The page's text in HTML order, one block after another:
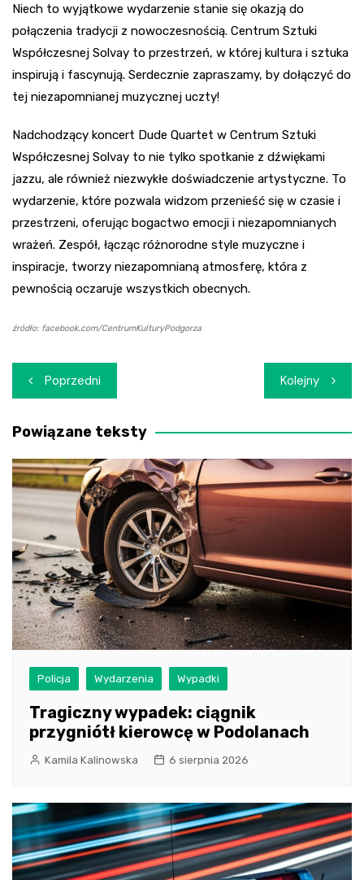
Niech to wyjątkowe wydarzenie stanie się okazją do
połączenia tradycji z nowoczesnością. Centrum Sztuki
Współczesnej Solvay to przestrzeń, w której kultura i sztuka
inspirują i fascynują. Serdecznie zapraszamy, by dołączyć do
tej niezapomnianej muzycznej uczty!
Nadchodzący koncert Dude Quartet w Centrum Sztuki
Współczesnej Solvay to nie tylko spotkanie z dźwiękami
jazzu, ale również niezwykłe doświadczenie artystyczne. To
wydarzenie, które pozwala widzom przenieść się w czasie i
przestrzeni, oferując bogactwo emocji i niezapomnianych
wrażeń. Zespół, łącząc różnorodne style muzyczne i
inspiracje, tworzy niezapomnianą atmosferę, która z
pewnością oczaruje wszystkich obecnych.
źródło: facebook.com/CentrumKulturyPodgorza
Nawigacja
wpisu
Poprzedni Kolejny
Powiązane teksty
Policja Wydarzenia Wypadki
Tragiczny wypadek: ciągnik
przygniótł kierowcę w Podolanach
Kamila Kalinowska 6 sierpnia 2026